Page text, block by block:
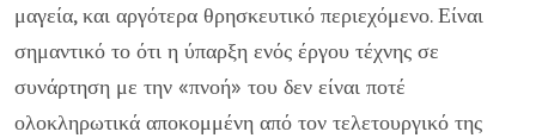
μαγεία, και αργότερα θρησκευτικό περιεχόμενο. Είναι
σημαντικό το ότι η ύπαρξη ενός έργου τέχνης σε
συνάρτηση με την «πνοή» του δεν είναι ποτέ
ολοκληρωτικά αποκομμένη από τον τελετουργικό της